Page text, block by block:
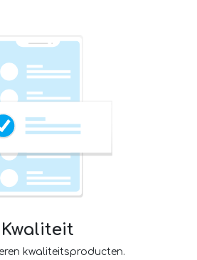
Kwaliteit
kwaliteitsproducten.